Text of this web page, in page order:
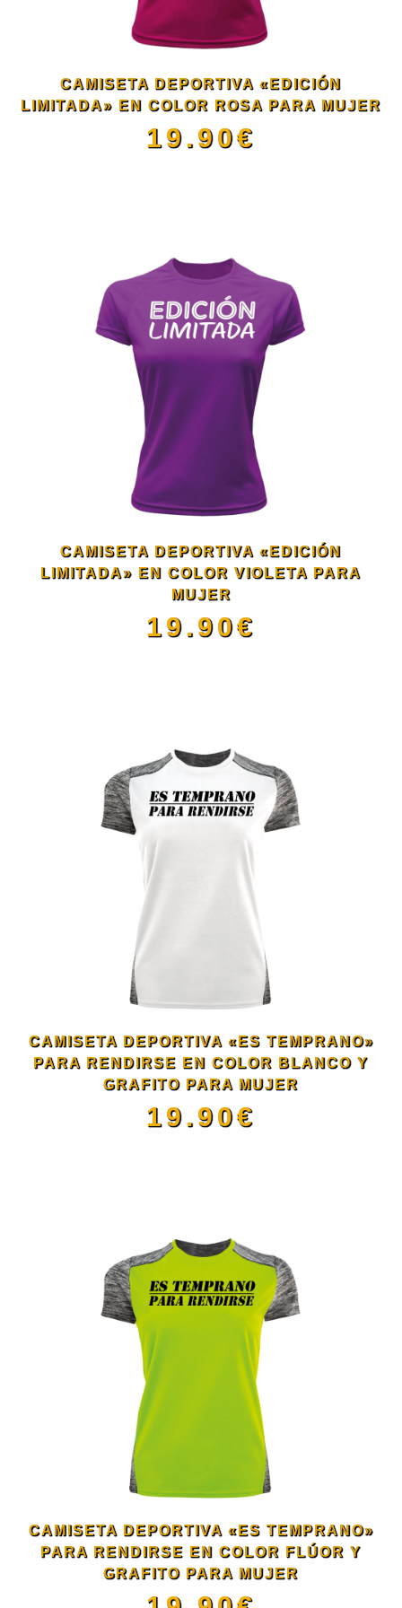
opciones
se
pueden
la
página
de
producto
CAMISETA DEPORTIVA «EDICIÓN
LIMITADA» EN COLOR ROSA PARA MUJER
19.90€
tiene
múltiples
variantes.
opciones
se
pueden
elegir
página
de
producto
CAMISETA DEPORTIVA «EDICIÓN
LIMITADA» EN COLOR VIOLETA PARA
MUJER
19.90€
tiene
múltiples
variantes.
opciones
se
pueden
elegir
página
de
producto
CAMISETA DEPORTIVA «ES TEMPRANO»
PARA RENDIRSE EN COLOR BLANCO Y
GRAFITO PARA MUJER
19.90€
tiene
múltiples
variantes.
opciones
se
pueden
CAMISETA DEPORTIVA «ES TEMPRANO»
PARA RENDIRSE EN COLOR FLÚOR Y
GRAFITO PARA MUJER